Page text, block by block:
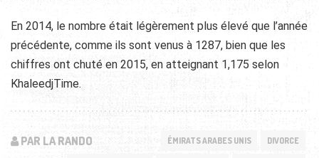
En 2014, le nombre était légèrement plus élevé que l’année
précédente, comme ils sont venus à 1287, bien que les
chiffres ont chuté en 2015, en atteignant 1,175 selon
KhaleedjTime.
PAR LA RANDO ÉMIRATS ARABES UNIS DIVORCE